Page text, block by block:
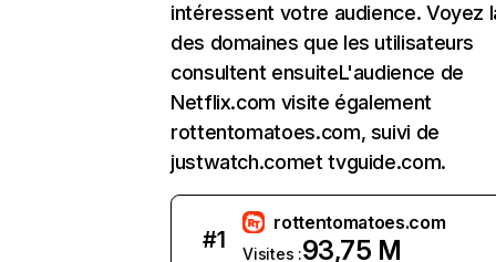
intéressent votre audience. Voyez
des domaines que les utilisateurs
consultent ensuiteL'audience de
Netflix.com visite également
rottentomatoes.com, suivi de
justwatch.comet tvguide.com.
#1
rottentomatoes.com
Visites :93,75 M